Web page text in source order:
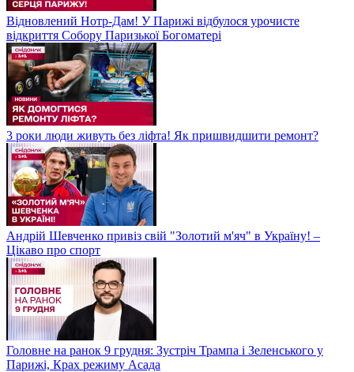
Відновлений Нотр-Дам! У Парижі відбулося урочисте
відкриття Собору Паризької Богоматері
3 роки люди живуть без ліфта! Як пришвидшити ремонт?
Андрій Шевченко привіз свій "Золотий м'яч" в Україну! –
Цікаво про спорт
Головне на ранок 9 грудня: Зустріч Трампа і Зеленського у
Парижі, Крах режиму Асада